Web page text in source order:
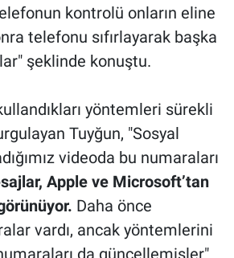
kontrolü onların eline
telefonu sıfırlayarak başka
şeklinde konuştu.
yöntemleri sürekli
Tuyğun, "Sosyal
videoda bu numaraları
Apple ve Microsoft’tan
Daha önce
vardı, ancak yöntemlerini